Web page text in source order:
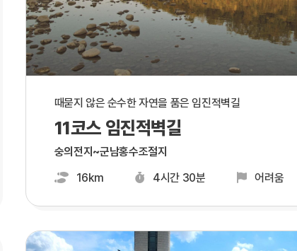
때묻지 않은 순수한 자연을 품은 임진적벽길
11코스 임진적벽길
숭의전지~군남홍수조절지
16km
4시간 30분 어려움